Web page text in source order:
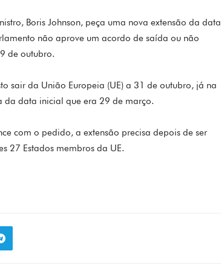
Boris Johnson, peça uma nova extensão da data
não aprove um acordo de saída ou não
de outubro.
sair da União Europeia (UE) a 31 de outubro, já na
da data inicial que era 29 de março.
com o pedido, a extensão precisa depois de ser
27 Estados membros da UE.